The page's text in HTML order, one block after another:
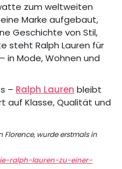
zum weltweiten
Marke aufgebaut,
Geschichte von Stil,
steht Ralph Lauren für
in Mode, Wohnen und
– Ralph Lauren bleibt
auf Klasse, Qualität und
Florence, wurde erstmals in
ralph-lauren-zu-einer-